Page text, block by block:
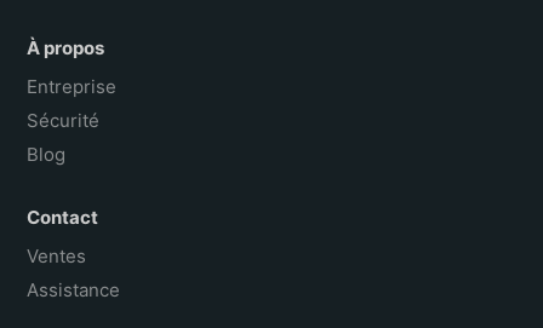
À propos
Entreprise
Sécurité
Blog
Contact
Ventes
Assistance